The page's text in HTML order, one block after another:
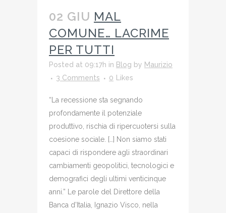
02 GIU MAL
COMUNE… LACRIME
PER TUTTI
Posted at 09:17h in Blog by Maurizio
3 Comments
0 Likes
“La recessione sta segnando
profondamente il potenziale
produttivo, rischia di ripercuotersi sulla
coesione sociale. […] Non siamo stati
capaci di rispondere agli straordinari
cambiamenti geopolitici, tecnologici e
demografici degli ultimi venticinque
anni.” Le parole del Direttore della
Banca d’Italia, Ignazio Visco, nella